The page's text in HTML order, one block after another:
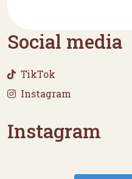
Social media
TikTok
Instagram
Instagram